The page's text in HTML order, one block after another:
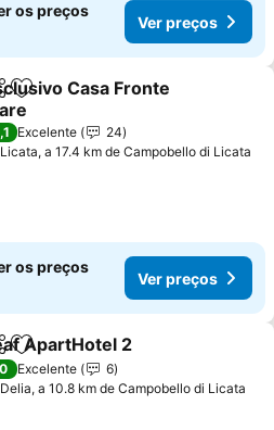
os preços
Ver preços
Adicionar aos favoritos
Casa Fronte
preços
Excelente
24
Licata, a 17.4 km de Campobello di Licata
os preços
Ver preços
Adicionar aos favoritos
ApartHotel 2
Excelente
6
Delia, a 10.8 km de Campobello di Licata